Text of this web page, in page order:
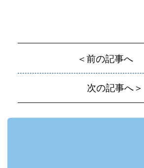
＜前の記事へ
次の記事へ＞